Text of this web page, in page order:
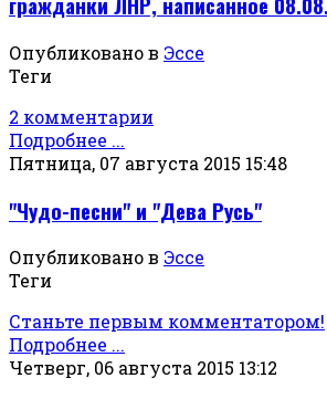
Опубликовано в Эссе
Теги
2 комментарии
Подробнее ...
Пятница, 07 августа 2015 15:48
"Чудо-песни" и "Дева Русь"
Опубликовано в Эссе
Теги
Станьте первым комментатором!
Подробнее ...
Четверг, 06 августа 2015 13:12